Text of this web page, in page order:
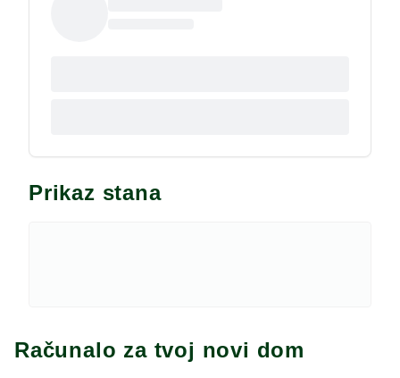
Prikaz stana
Računalo za tvoj novi dom